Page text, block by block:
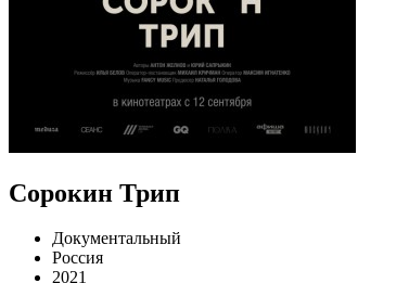
Сорокин Трип
Документальный
Россия
2021